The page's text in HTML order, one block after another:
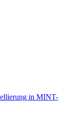
in MINT-